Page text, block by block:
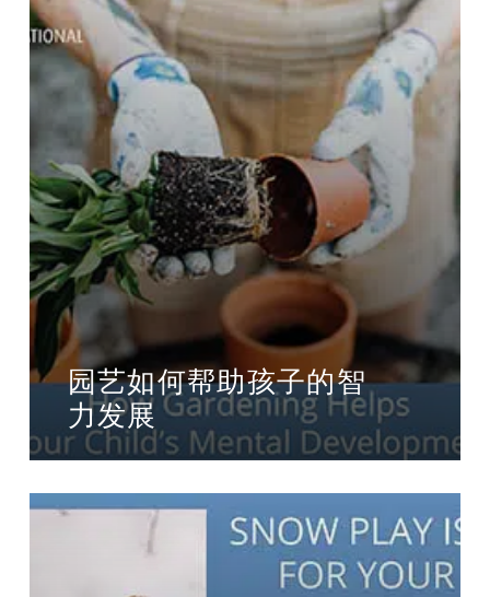
园艺如何帮助孩子的智
力发展